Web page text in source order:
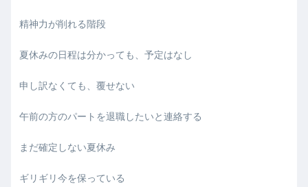
精神力が削れる階段
夏休みの日程は分かっても、予定はなし
申し訳なくても、覆せない
午前の方のパートを退職したいと連絡する
まだ確定しない夏休み
ギリギリ今を保っている